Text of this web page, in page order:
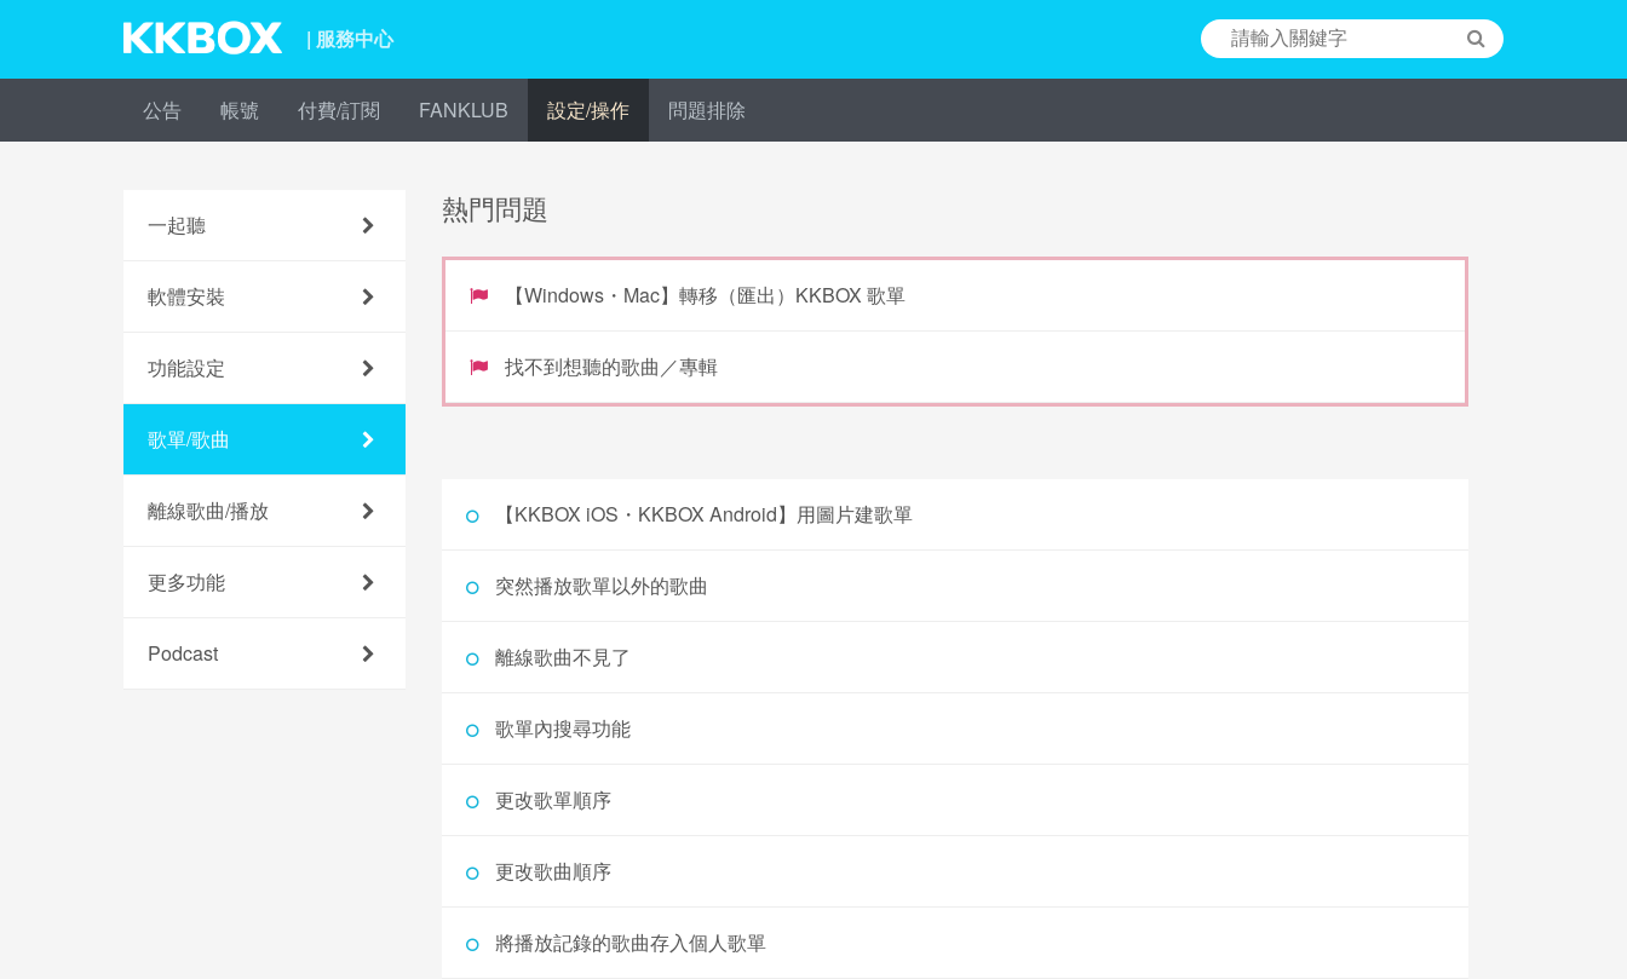
| 服務中心
公告 帳號 付費/訂閱 FANKLUB 設定/操作 問題排除
一起聽
軟體安裝
功能設定
歌單/歌曲
離線歌曲/播放
更多功能
Podcast
熱門問題
【Windows・Mac】轉移（匯出）KKBOX 歌單
找不到想聽的歌曲／專輯
【KKBOX iOS・KKBOX Android】用圖片建歌單
突然播放歌單以外的歌曲
離線歌曲不見了
歌單內搜尋功能
更改歌單順序
更改歌曲順序
將播放記錄的歌曲存入個人歌單